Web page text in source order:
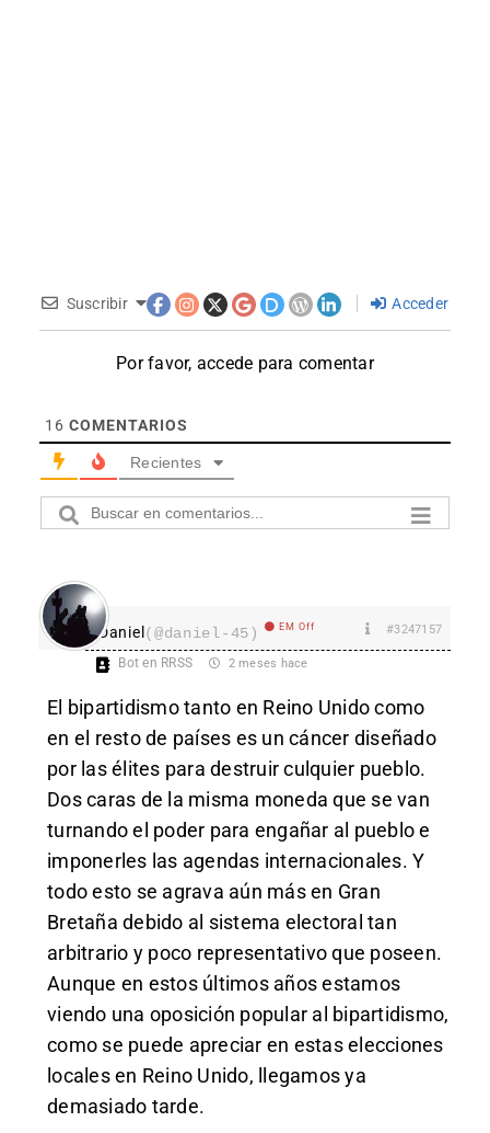
Suscribir Acceder
Por favor, accede para comentar
16 COMENTARIOS
Recientes
Daniel(@daniel-45) EM Off #3247157
Bot en RRSS 2 meses hace
El bipartidismo tanto en Reino Unido como
en el resto de países es un cáncer diseñado
por las élites para destruir culquier pueblo.
Dos caras de la misma moneda que se van
turnando el poder para engañar al pueblo e
imponerles las agendas internacionales. Y
todo esto se agrava aún más en Gran
Bretaña debido al sistema electoral tan
arbitrario y poco representativo que poseen.
Aunque en estos últimos años estamos
viendo una oposición popular al bipartidismo,
como se puede apreciar en estas elecciones
locales en Reino Unido, llegamos ya
demasiado tarde.